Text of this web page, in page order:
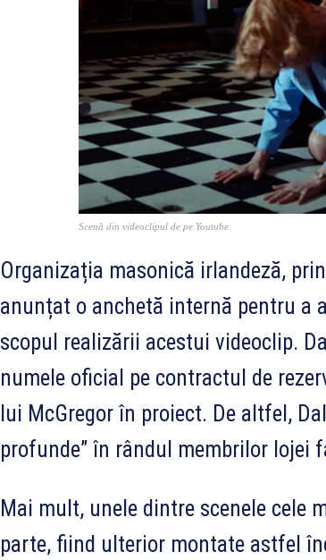
Scenă din videoclipul de pe Youtube
Organizația masonică irlandeză,
anunțat o anchetă internă pentru a
scopul realizării acestui videoclip.
numele oficial pe contractul de
lui McGregor în proiect. De altfel,
profunde” în rândul membrilor lojei
Mai mult, unele dintre scenele cele
parte, fiind ulterior montate astfel